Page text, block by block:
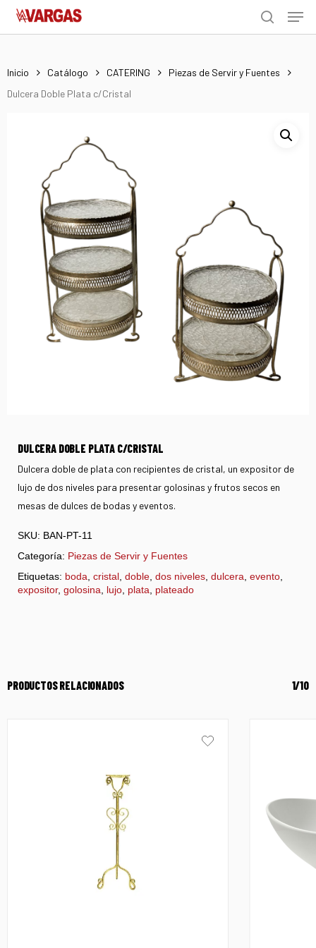
Skip
search
Menu
Inicio Catálogo CATERING
Piezas de Servir y Fuentes
Dulcera Doble Plata c/Cristal
DULCERA DOBLE PLATA C/CRISTAL
Dulcera doble de plata con recipientes de cristal, un expositor de
lujo de dos niveles para presentar golosinas y frutos secos en
mesas de dulces de bodas y eventos.
SKU: BAN-PT-11
Categoría: Piezas de Servir y Fuentes
Etiquetas: boda cristal doble dos niveles dulcera evento
expositor, golosina lujo plata plateado
PRODUCTOS RELACIONADOS 1/10